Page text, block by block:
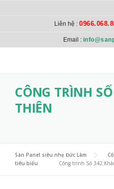
Liên hệ :
Email :
CÔNG TRÌNH
THIÊN
Sàn Panel siêu nhẹ Đức Lâm >
tiêu biểu
Công trình Số 342